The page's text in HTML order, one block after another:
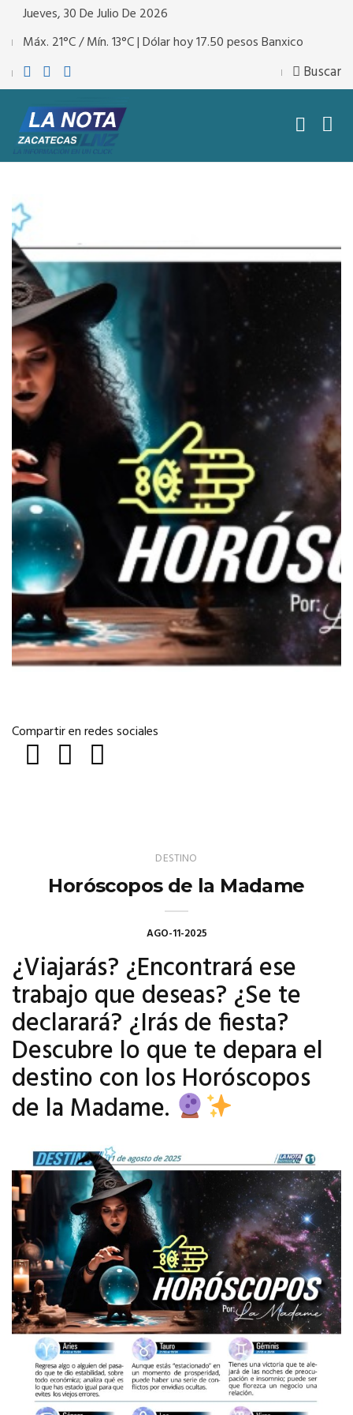
Jueves, 30 De Julio De 2026
Máx. 21°C / Mín. 13°C | Dólar hoy 17.50 pesos Banxico
Buscar
Compartir en redes sociales
DESTINO
Horóscopos de la Madame
AGO-11-2025
¿Viajarás? ¿Encontrará ese
trabajo que deseas? ¿Se te
declarará? ¿Irás de fiesta?
Descubre lo que te depara el
destino con los Horóscopos
de la Madame.